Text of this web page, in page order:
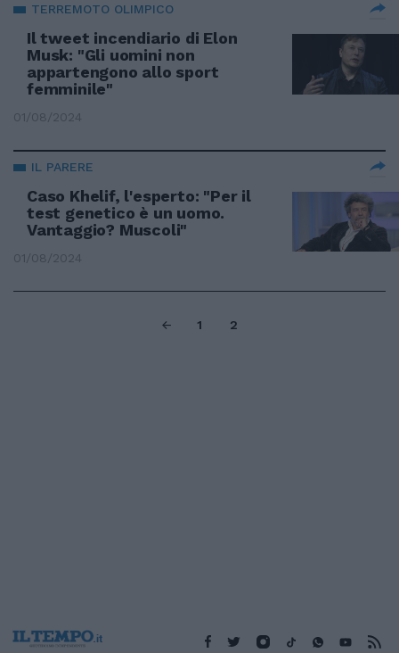
TERREMOTO OLIMPICO
Il tweet incendiario di Elon
Musk: "Gli uomini non
appartengono allo sport
femminile"
01/08/2024
IL PARERE
Caso Khelif, l'esperto: "Per il
test genetico è un uomo.
Vantaggio? Muscoli"
01/08/2024
1 2